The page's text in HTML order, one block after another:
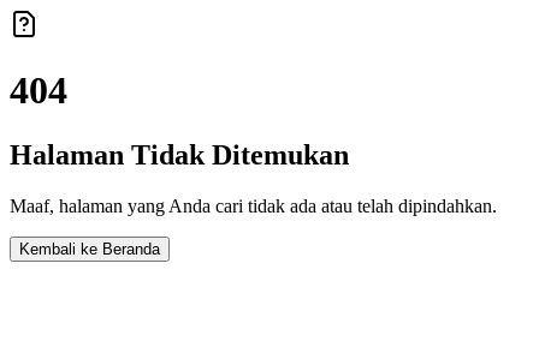
404
Halaman Tidak Ditemukan
Maaf, halaman yang Anda cari tidak ada atau telah dipindahkan.
Kembali ke Beranda